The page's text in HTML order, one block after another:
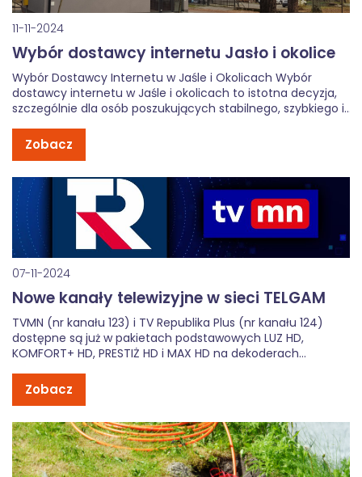
11-11-2024
Wybór dostawcy internetu Jasło i okolice
Wybór Dostawcy Internetu w Jaśle i Okolicach Wybór
dostawcy internetu w Jaśle i okolicach to istotna decyzja,
szczególnie dla osób poszukujących stabilnego, szybkiego i
terenów podmiejskich mają różne opcje. Aby wybrać
Zobacz
07-11-2024
Nowe kanały telewizyjne w sieci TELGAM
TVMN (nr kanału 123) i TV Republika Plus (nr kanału 124)
dostępne są już w pakietach podstawowych LUZ HD,
KOMFORT+ HD, PRESTIŻ HD i MAX HD na dekoderach
informacyjno-publicystycznych.
Zobacz